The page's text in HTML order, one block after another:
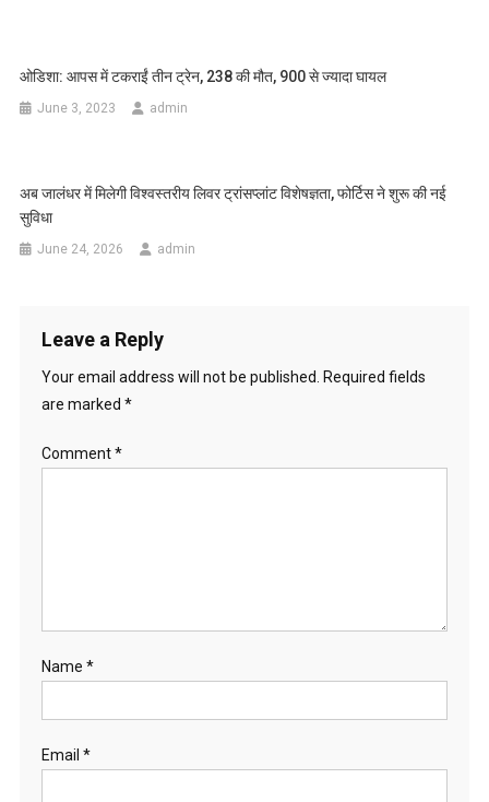
ओडिशा: आपस में टकराईं तीन ट्रेन, 238 की मौत, 900 से ज्यादा घायल
June 3, 2023 admin
अब जालंधर में मिलेगी विश्वस्तरीय लिवर ट्रांसप्लांट विशेषज्ञता, फोर्टिस ने शुरू की नई
सुविधा
June 24, 2026 admin
Leave a Reply
Your email address will not be published.
Required fields
are marked *
Comment*
Name *
Email *